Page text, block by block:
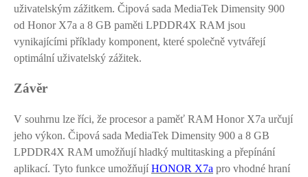
uživatelským zážitkem. Čipová sada MediaTek Dimensity 900
od Honor X7a a 8 GB paměti LPDDR4X RAM jsou
vynikajícími příklady komponent, které společně vytvářejí
optimální uživatelský zážitek.
Závěr
V souhrnu lze říci, že procesor a paměť RAM Honor X7a určují
jeho výkon. Čipová sada MediaTek Dimensity 900 a 8 GB
LPDDR4X RAM umožňují hladký multitasking a přepínání
aplikací. Tyto funkce umožňují HONOR X7a pro vhodné hraní